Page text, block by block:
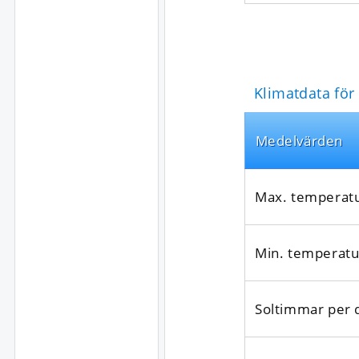
Klimatdata för
Medel­värden
Max.
Min.
Soltimmar per